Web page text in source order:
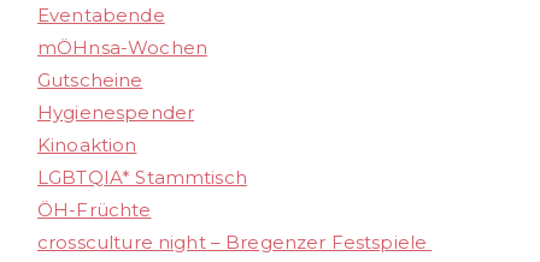
Eventabende
mÖHnsa-Wochen
Gutscheine
Hygienespender
Kinoaktion
LGBTQIA* Stammtisch
ÖH-Früchte
crossculture night – Bregenzer Festspiele